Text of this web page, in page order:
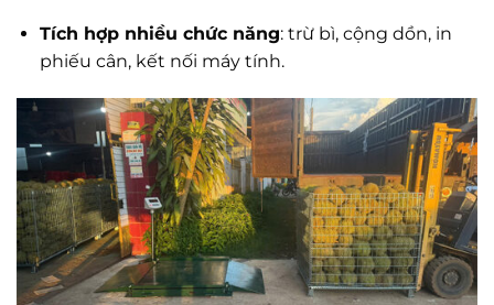
Tích hợp nhiều chức năng: trừ bì, cộng dồn, in
phiếu cân, kết nối máy tính.